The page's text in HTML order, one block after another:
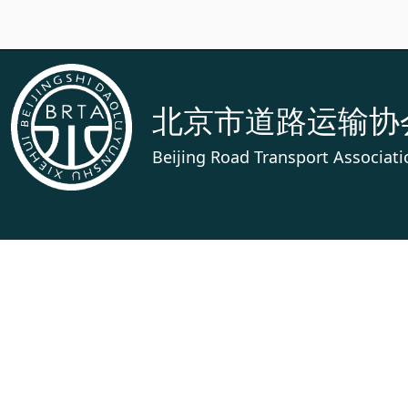
北京市道路运输协
Beijing Road Transport